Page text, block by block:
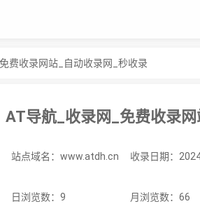
费收录网站_自动收录网_秒收录
AT导航_收录网_免费收录
站点域名：www.atdh.cn 收录日期：
日浏览数：9 月浏览数：66